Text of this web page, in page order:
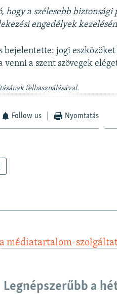
hogy a szélesebb
engedélyek
bejelentette: jogi
a szent szövegek
felhasználásával.
Follow us Nyomtatás
a médiatartalom-
Legnépszerűbb a